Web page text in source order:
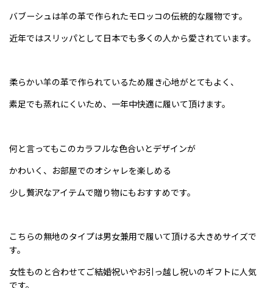
バブーシュは羊の革で作られたモロッコの伝統的な履物です。
近年ではスリッパとして日本でも多くの人から愛されています。
柔らかい羊の革で作られているため履き心地がとてもよく、
素足でも蒸れにくいため、一年中快適に履いて頂けます。
何と言ってもこのカラフルな色合いとデザインが
かわいく、お部屋でのオシャレを楽しめる
少し贅沢なアイテムで贈り物にもおすすめです。
こちらの無地のタイプは男女兼用で履いて頂ける大きめサイズで
す。
女性ものと合わせてご結婚祝いやお引っ越し祝いのギフトに人気
です。